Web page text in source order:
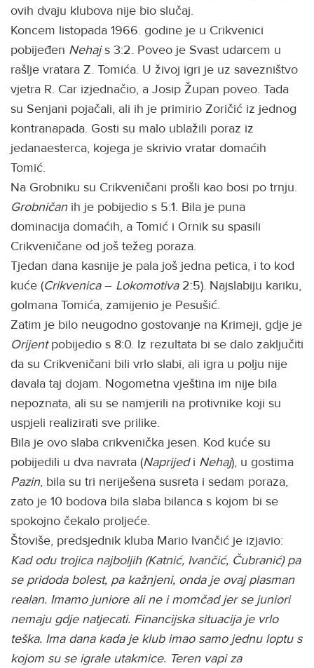
ovih dvaju klubova nije bio slučaj.
Koncem listopada 1966. godine je u Crikvenici
pobijeđen Nehajs 3:2. Poveo je Svast udarcem u
rašlje vratara Z. Tomića. U živoj igri je uz savezništvo
vjetra R. Car izjednačio, a Josip Župan poveo. Tada
su Senjani pojačali, ali ih je primirio Zoričić iz jednog
kontranapada. Gosti su malo ublažili poraz iz
jedanaesterca, kojega je skrivio vratar domaćih
Tomić.
Na Grobniku su Crikveničani prošli kao bosi po trnju.
Grobničanih je pobijedio s 5:1. Bila je puna
dominacija domaćih, a Tomić i Ornik su spasili
Crikveničane od još težeg poraza.
Tjedan dana kasnije je pala još jedna petica, i to kod
kuće (Crikvenica– Lokomotiva2:5). Najslabiju kariku,
golmana Tomića, zamijenio je Pesušić.
Zatim je bilo neugodno gostovanje na Krimeji, gdje je
Orijentpobijedio s 8:0. Iz rezultata bi se dalo zaključiti
da su Crikveničani bili vrlo slabi, ali igra u polju nije
davala taj dojam. Nogometna vještina im nije bila
nepoznata, ali su se namjerili na protivnike koji su
uspjeli realizirati sve prilike.
Bila je ovo slaba crikvenička jesen. Kod kuće su
pobijedili u dva navrata (Naprijedi Nehaj), u gostima
Pazin, bila su tri neriješena susreta i sedam poraza,
zato je 10 bodova bila slaba bilanca s kojom bi se
spokojno čekalo proljeće.
Štoviše, predsjednik kluba Mario Ivančić je izjavio:
Kad odu trojica najboljih (Katnić, Ivančić, Čubranić) pa
se pridoda bolest, pa kažnjeni, onda je ovaj plasman
realan. Imamo juniore ali ne i momčad jer se juniori
nemaju gdje natjecati. Financijska situacija je vrlo
teška. Ima dana kada je klub imao samo jednu loptu s
kojom su se igrale utakmice. Teren vapi za